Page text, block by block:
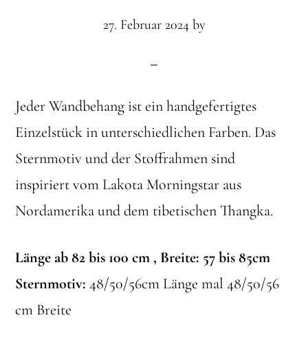
27. Februar 2024by
Jeder Wandbehang ist ein handgefertigtes
Einzelstück in unterschiedlichen Farben. Das
Sternmotiv und der Stoffrahmen sind
inspiriert vom Lakota Morningstar aus
Nordamerika und dem tibetischen Thangka.
Länge ab 82 bis 100 cm , Breite: 57 bis 85cm
Sternmotiv: 48/50/56cm Länge mal 48/50/56
cm Breite